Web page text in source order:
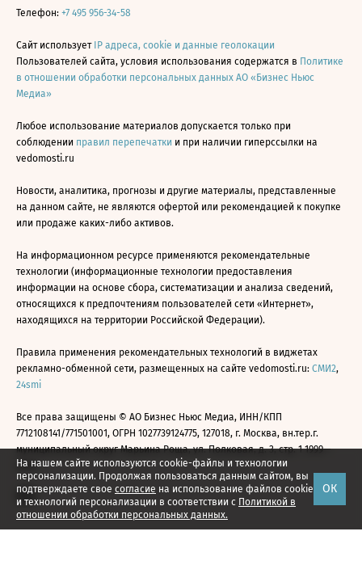
На нашем сайте используются cookie-файлы и технологии
персонализации. Продолжая пользоваться данным сайтом, вы
подтверждаете свое согласие на использование файлов cookie
и технологий персонализации в соответствии с Политикой в
отношении обработки персональных данных.
ОК
Телефон: +7 495 956-34-58
Сайт использует IP адреса, cookie и данные геолокации
Пользователей сайта, условия использования содержатся в Политике
в отношении обработки персональных данных АО «Бизнес Ньюс
Медиа»
Любое использование материалов допускается только при
соблюдении правил перепечатки и при наличии гиперссылки на
vedomosti.ru
Новости, аналитика, прогнозы и другие материалы, представленные
на данном сайте, не являются офертой или рекомендацией к покупке
или продаже каких-либо активов.
На информационном ресурсе применяются рекомендательные
технологии (информационные технологии предоставления
информации на основе сбора, систематизации и анализа сведений,
относящихся к предпочтениям пользователей сети «Интернет»,
находящихся на территории Российской Федерации).
Правила применения рекомендательных технологий в виджетах
рекламно-обменной сети, размещенных на сайте vedomosti.ru: СМИ2,
24smi
Все права защищены © АО Бизнес Ньюс Медиа, ИНН/КПП
7712108141/771501001, ОГРН 1027739124775, 127018, г. Москва, вн.тер.г.
муниципальный округ Марьина Роща, ул. Полковая, д. 3, стр. 1 1999—
2026